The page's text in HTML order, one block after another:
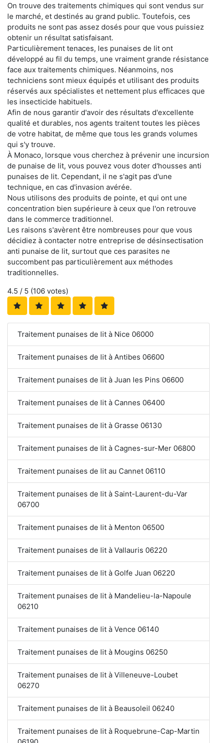
On trouve des traitements chimiques qui sont vendus sur
le marché, et destinés au grand public. Toutefois, ces
produits ne sont pas assez dosés pour que vous puissiez
obtenir un résultat satisfaisant.
Particulièrement tenaces, les punaises de lit ont
développé au fil du temps, une vraiment grande résistance
face aux traitements chimiques. Néanmoins, nos
techniciens sont mieux équipés et utilisant des produits
réservés aux spécialistes et nettement plus efficaces que
les insecticide habituels.
Afin de nous garantir d'avoir des résultats d'excellente
qualité et durables, nos agents traitent toutes les pièces
de votre habitat, de même que tous les grands volumes
qui s'y trouve.
À Monaco, lorsque vous cherchez à prévenir une incursion
de punaise de lit, vous pouvez vous doter d'housses anti
punaises de lit. Cependant, il ne s'agit pas d'une
technique, en cas d'invasion avérée.
Nous utilisons des produits de pointe, et qui ont une
concentration bien supérieure à ceux que l'on retrouve
dans le commerce traditionnel.
Les raisons s'avèrent être nombreuses pour que vous
décidiez à contacter notre entreprise de désinsectisation
anti punaise de lit, surtout que ces parasites ne
succombent pas particulièrement aux méthodes
traditionnelles.
4.5 / 5 (106 votes)
Traitement punaises de lit à Nice 06000
Traitement punaises de lit à Antibes 06600
Traitement punaises de lit à Juan les Pins 06600
Traitement punaises de lit à Cannes 06400
Traitement punaises de lit à Grasse 06130
Traitement punaises de lit à Cagnes-sur-Mer 06800
Traitement punaises de lit au Cannet 06110
Traitement punaises de lit à Saint-Laurent-du-Var
06700
Traitement punaises de lit à Menton 06500
Traitement punaises de lit à Vallauris 06220
Traitement punaises de lit à Golfe Juan 06220
Traitement punaises de lit à Mandelieu-la-Napoule
06210
Traitement punaises de lit à Vence 06140
Traitement punaises de lit à Mougins 06250
Traitement punaises de lit à Villeneuve-Loubet
06270
Traitement punaises de lit à Beausoleil 06240
Traitement punaises de lit à Roquebrune-Cap-Martin